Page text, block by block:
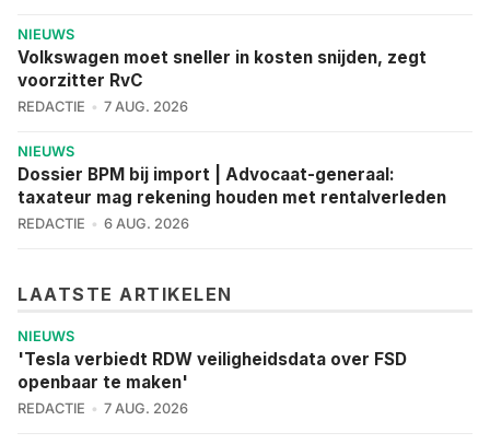
NIEUWS
Volkswagen moet sneller in kosten snijden, zegt
voorzitter RvC
REDACTIE 7 AUG. 2026
NIEUWS
Dossier BPM bij import | Advocaat-generaal:
taxateur mag rekening houden met rentalverleden
REDACTIE 6 AUG. 2026
LAATSTE ARTIKELEN
NIEUWS
'Tesla verbiedt RDW veiligheidsdata over FSD
openbaar te maken'
REDACTIE 7 AUG. 2026